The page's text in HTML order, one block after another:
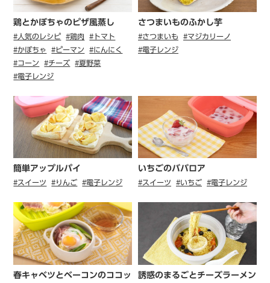
鶏とかぼちゃのピザ風蒸し
#人気のレシピ #鶏肉
#トマト
#かぼちゃ
#ピーマン
#にんにく
#コーン
#チーズ
#夏野菜
#電子レンジ
さつまいものふかし芋
#さつまいも
#マジカリーノ
#電子レンジ
簡単アップルパイ
#スイーツ #りんご #電子レンジ
いちごのババロア
#スイーツ #いちご #電子レンジ
春キャベツとベーコンのココッ
誘惑のまるごとチーズラーメン